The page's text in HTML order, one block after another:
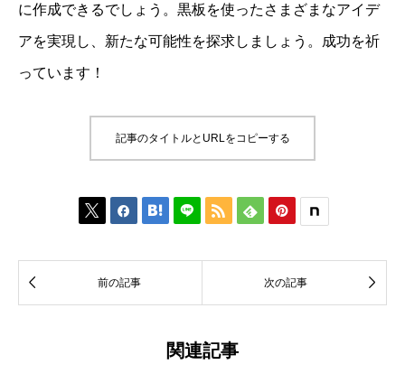
に作成できるでしょう。黒板を使ったさまざまなアイデ
アを実現し、新たな可能性を探求しましょう。成功を祈
っています！
記事のタイトルとURLをコピーする
     
 前の記事 次の記事 
関連記事